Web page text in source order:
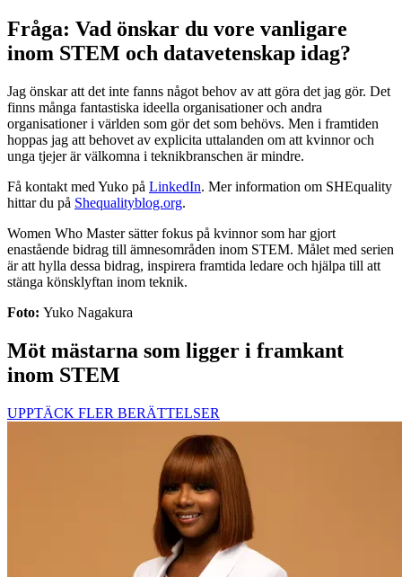
Fråga: Vad önskar du vore vanligare
inom STEM och datavetenskap idag?
Jag önskar att det inte fanns något behov av att göra det jag gör. Det
finns många fantastiska ideella organisationer och andra
organisationer i världen som gör det som behövs. Men i framtiden
hoppas jag att behovet av explicita uttalanden om att kvinnor och
unga tjejer är välkomna i teknikbranschen är mindre.
Få kontakt med Yuko på LinkedIn. Mer information om SHEquality
hittar du på Shequalityblog.org.
Women Who Master sätter fokus på kvinnor som har gjort
enastående bidrag till ämnesområden inom STEM. Målet med serien
är att hylla dessa bidrag, inspirera framtida ledare och hjälpa till att
stänga könsklyftan inom teknik.
Foto: Yuko Nagakura
Möt mästarna som ligger i framkant
inom STEM
UPPTÄCK FLER BERÄTTELSER